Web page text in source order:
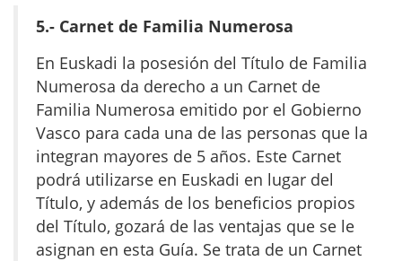
5.- Carnet de Familia Numerosa
En Euskadi la posesión del Título de Familia
Numerosa da derecho a un Carnet de
Familia Numerosa emitido por el Gobierno
Vasco para cada una de las personas que la
integran mayores de 5 años. Este Carnet
podrá utilizarse en Euskadi en lugar del
Título, y además de los beneficios propios
del Título, gozará de las ventajas que se le
asignan en esta Guía. Se trata de un Carnet